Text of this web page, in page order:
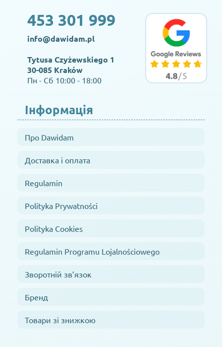
453 301 999
info@dawidam.pl
Tytusa Czyżewskiego 1
30-085 Kraków
Пн - Сб 10:00 - 18:00
Інформація
Про Dawidam
Доставка і оплата
Regulamin
Polityka Prywatności
Polityka Cookies
Regulamin Programu Lojalnościowego
Зворотній зв’язок
Бренд
Товари зі знижкою